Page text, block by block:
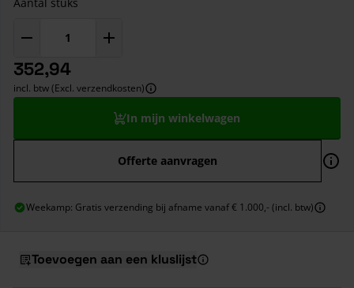
352,94
incl. btw (Excl. verzendkosten)
In mijn winkelwagen
Offerte aanvragen
Weekamp: Gratis verzending bij afname vanaf € 1.000,- (incl. btw)
Toevoegen aan een kluslijst